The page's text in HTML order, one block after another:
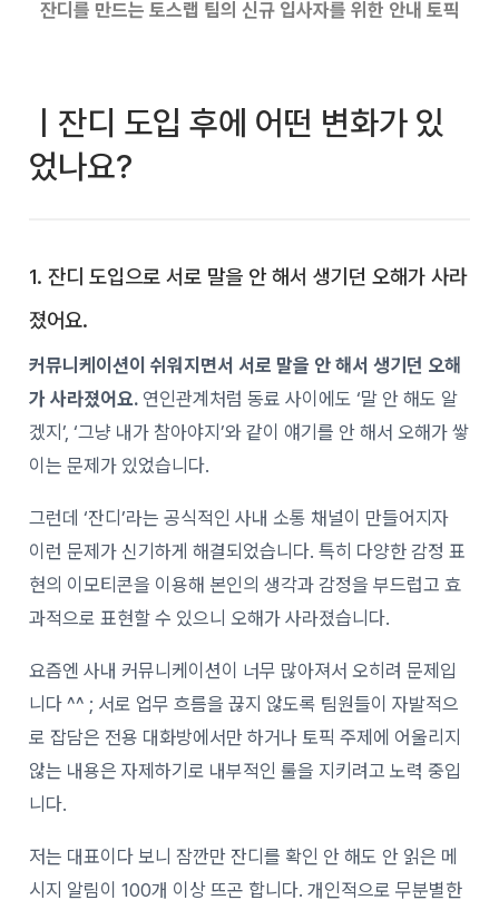
잔디를 만드는 토스랩 팀의 신규 입사자를 위한 안내 토픽
ㅣ잔디 도입 후에 어떤 변화가 있
었나요?
1. 잔디 도입으로 서로 말을 안 해서 생기던 오해가 사라
졌어요.
커뮤니케이션이 쉬워지면서 서로 말을 안 해서 생기던 오해
가 사라졌어요. 연인관계처럼 동료 사이에도 ‘말 안 해도 알
겠지’, ‘그냥 내가 참아야지’와 같이 얘기를 안 해서 오해가 쌓
이는 문제가 있었습니다.
그런데 ‘잔디’라는 공식적인 사내 소통 채널이 만들어지자
이런 문제가 신기하게 해결되었습니다. 특히 다양한 감정 표
현의 이모티콘을 이용해 본인의 생각과 감정을 부드럽고 효
과적으로 표현할 수 있으니 오해가 사라졌습니다.
요즘엔 사내 커뮤니케이션이 너무 많아져서 오히려 문제입
니다 ^^ ; 서로 업무 흐름을 끊지 않도록 팀원들이 자발적으
로 잡담은 전용 대화방에서만 하거나 토픽 주제에 어울리지
않는 내용은 자제하기로 내부적인 룰을 지키려고 노력 중입
니다.
저는 대표이다 보니 잠깐만 잔디를 확인 안 해도 안 읽은 메
시지 알림이 100개 이상 뜨곤 합니다. 개인적으로 무분별한